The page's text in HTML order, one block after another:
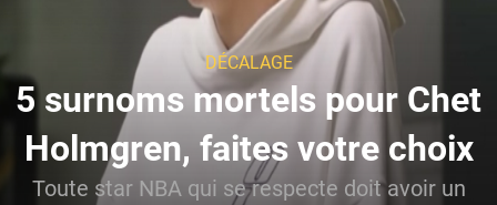
DÉCALAGE
5 surnoms mortels pour Chet
Holmgren, faites votre choix
Toute star NBA qui se respecte doit avoir un